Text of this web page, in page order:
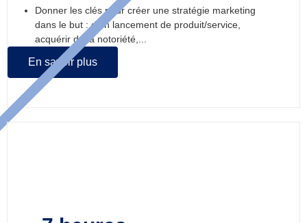
Donner les clés pour créer une stratégie marketing
dans le but : d’un lancement de produit/service,
acquérir de la notoriété,...
En savoir plus